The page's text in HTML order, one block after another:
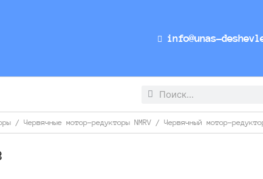
info@unas-
Search
Search
/ Червячные мотор-редукторы NMRV / Червячный мотор-